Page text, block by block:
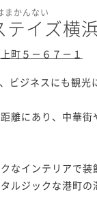
まかんない
テイズ横
町５－６７－１
ビジネスにも観光
離にあり、中華街
なインテリアで装
ルジックな港町の